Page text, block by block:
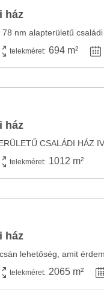
ház
telekméret: 694 m²
ház
telekméret: 1012 m²
ház
telekméret: 2065 m²